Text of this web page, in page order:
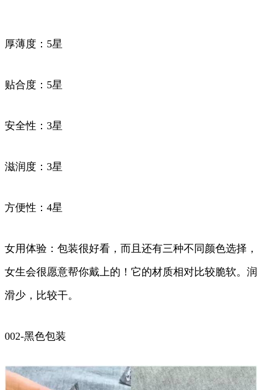
厚薄度：5星
贴合度：5星
安全性：3星
滋润度：3星
方便性：4星
女用体验：包装很好看，而且还有三种不同颜色选择，
女生会很愿意帮你戴上的！它的材质相对比较脆软。润
滑少，比较干。
002-黑色包装